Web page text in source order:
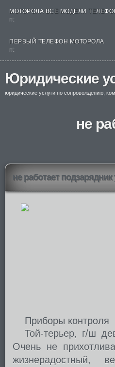
МОТОРОЛА ВСЕ МОДЕЛИ
nt
ПЕРВЫЙ ТЕЛЕФОН МОТОРОЛА
nt
Юридические
юридические услуги по сопровождению,
не
не работает
Приборы контроля
Той-терьер, г/ш
Очень не
жизнерадостный,